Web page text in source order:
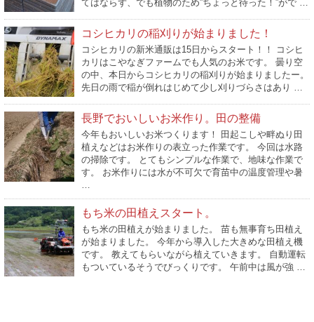
てはならず、でも植物のため”ちょっと待った！”がで …
コシヒカリの稲刈りが始まりました！
コシヒカリの新米通販は15日からスタート！！ コシヒ
カリはこやなぎファームでも人気のお米です。 曇り空
の中、本日からコシヒカリの稲刈りが始まりましたー。
先日の雨で稲が倒れはじめて少し刈りづらさはあり …
長野でおいしいお米作り。田の整備
今年もおいしいお米つくります！ 田起こしや畔ぬり田
植えなどはお米作りの表立った作業です。 今回は水路
の掃除です。 とてもシンプルな作業で、地味な作業で
す。 お米作りには水が不可欠で育苗中の温度管理や暑
もち米の田植えスタート。
もち米の田植えが始まりました。 苗も無事育ち田植え
が始まりました。 今年から導入した大きめな田植え機
です。 教えてもらいながら植えていきます。 自動運転
もついているそうでびっくりです。 午前中は風が強 …